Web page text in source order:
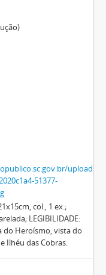
uploads/r/
51377-
col., 1 ex.;
LEGIBILIDADE:
do Heroísmo, vista do
Ilhéu das Cobras.